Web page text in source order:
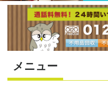
メニュー